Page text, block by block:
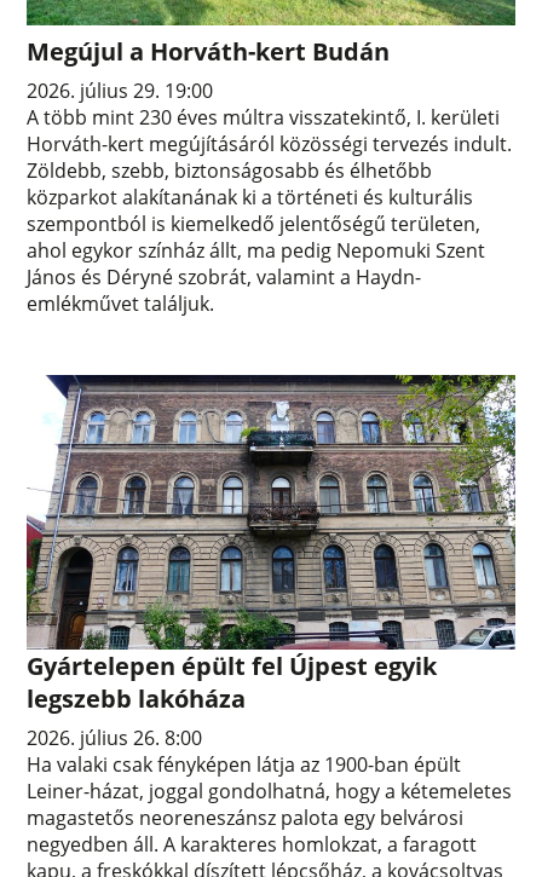
Megújul a Horváth-kert Budán
2026. július 29. 19:00
A több mint 230 éves múltra visszatekintő, I. kerületi
Horváth-kert megújításáról közösségi tervezés indult.
Zöldebb, szebb, biztonságosabb és élhetőbb
közparkot alakítanának ki a történeti és kulturális
szempontból is kiemelkedő jelentőségű területen,
ahol egykor színház állt, ma pedig Nepomuki Szent
János és Déryné szobrát, valamint a Haydn-
emlékművet találjuk.
Gyártelepen épült fel Újpest egyik
legszebb lakóháza
2026. július 26. 8:00
Ha valaki csak fényképen látja az 1900-ban épült
Leiner-házat, joggal gondolhatná, hogy a kétemeletes
magastetős neoreneszánsz palota egy belvárosi
negyedben áll. A karakteres homlokzat, a faragott
kapu, a freskókkal díszített lépcsőház, a kovácsoltvas